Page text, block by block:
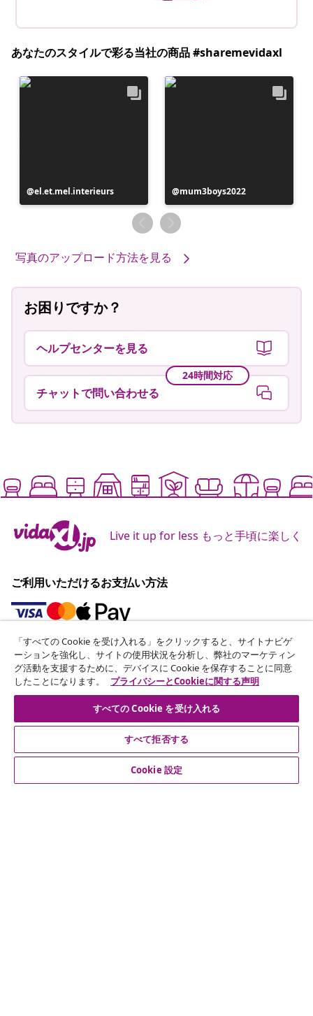
あなたのスタイルで彩る当社の商品 #sharemevidaxl
投
稿
el.et.mel.interieurs
投
稿
者
mum3boys2022
写真のアップロード方法を見る
お困りですか？
ヘルプセンターを見る
24時間対応
チャットで問い合わせる
Live it up for less もっと手頃に楽しく
ご利用いただけるお支払い方法
ニュースレターに登録する
70万人以上のユーザーと一緒に、vidaXLから毎週のお得
な情報や季節限定セール、新着情報を受け取りましょう。
公式SNSアカウント
「すべての Cookie を受け入れる」をクリックすると、サイトナビゲ
ーションを強化し、サイトの使用状況を分析し、弊社のマーケティン
グ活動を支援するために、デバイスに Cookie を保存することに同意
したことになります。
プライバシーとCookieに関する声明
すべての Cookie を受け入れる
すべて拒否する
Cookie 設定